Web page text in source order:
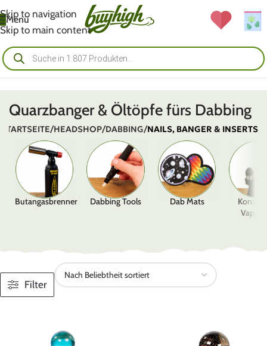
Skip to navigation
Skip to main content
Menü
Quarzbanger & Öltöpfe fürs Dabbing
STARTSEITE/HEADSHOP/DABBING/NAILS, BANGER & INSERTS
Butangasbrenner Dabbing Tools Dab Mats
Filter